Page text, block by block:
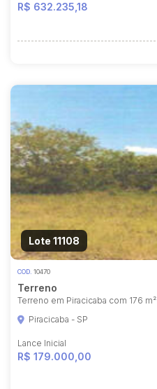
R$ 632.235,18
Lote 11108
COD. 10470
Terreno
Terreno em Piracicaba com 176 m²
Piracicaba - SP
Lance Inicial
R$ 179.000,00